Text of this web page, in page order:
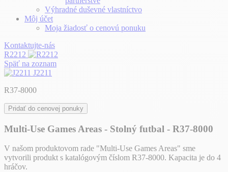
Výhradné duševné vlastníctvo
Môj účet
Moja žiadosť o cenovú ponuku
Kontaktujte-nás
R2212
Späť na zoznam
J2211
R37-8000
Pridať do cenovej ponuky
Multi-Use Games Areas - Stolný futbal - R37-8000
V našom produktovom rade "Multi-Use Games Areas" sme
vytvorili produkt s katalógovým číslom R37-8000. Kapacita je do 4
hráčov.